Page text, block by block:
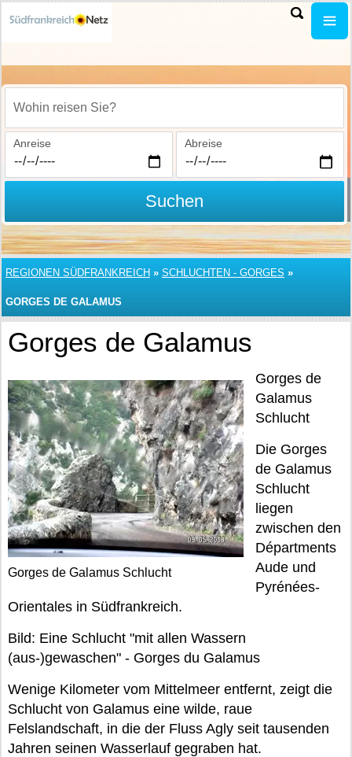
Wohin reisen Sie?
Anreise Abreise
Suchen
REGIONEN SÜDFRANKREICH » SCHLUCHTEN - GORGES »
GORGES DE GALAMUS
Gorges de Galamus
Gorges de Galamus Schlucht
Gorges de
Galamus
Schlucht
Die Gorges
de Galamus
Schlucht
liegen
zwischen den
Départments
Aude und
Pyrénées-
Orientales in Südfrankreich.
Bild: Eine Schlucht "mit allen Wassern
(aus-)gewaschen" - Gorges du Galamus
Wenige Kilometer vom Mittelmeer entfernt, zeigt die
Schlucht von Galamus eine wilde, raue
Felslandschaft, in die der Fluss Agly seit tausenden
Jahren seinen Wasserlauf gegraben hat.